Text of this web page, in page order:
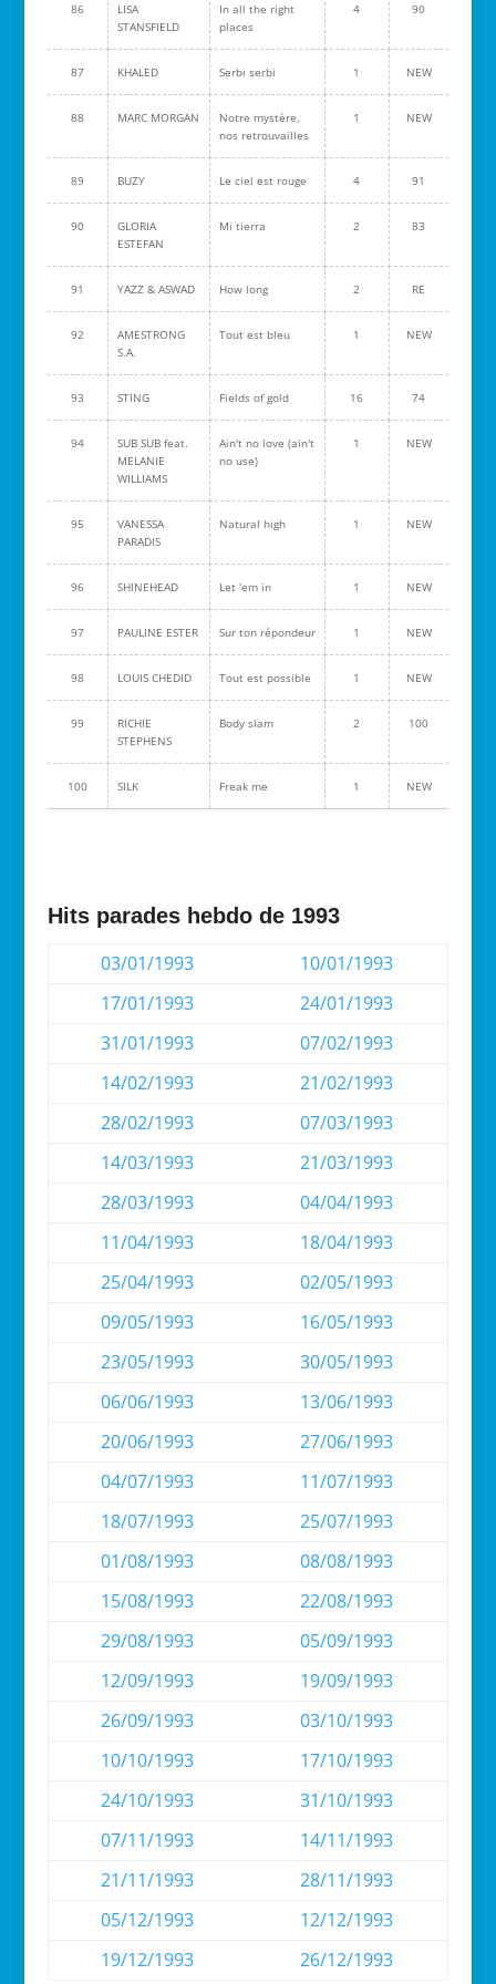
86
LISA
STANSFIELD
In all the right
places
4 90
87 KHALED Serbi serbi 1 NEW
88 MARC MORGAN
Notre mystère,
nos retrouvailles
1 NEW
89 BUZY Le ciel est rouge 4 91
90
GLORIA
ESTEFAN
Mi tierra 2 83
91 YAZZ & ASWAD How long 2 RE
92
AMESTRONG
S.A.
Tout est bleu 1 NEW
93 STING Fields of gold 16 74
94
SUB SUB feat.
MELANIE
WILLIAMS
Ain't no love (ain't
no use)
1 NEW
95
VANESSA
PARADIS
Natural high 1 NEW
96 SHINEHEAD Let 'em in 1 NEW
97 PAULINE ESTER Sur ton répondeur 1 NEW
98 LOUIS CHEDID Tout est possible 1 NEW
99
RICHIE
STEPHENS
Body slam 2 100
100 SILK Freak me 1 NEW
Hits parades hebdo de 1993
03/01/1993
10/01/1993
17/01/1993
24/01/1993
31/01/1993
07/02/1993
14/02/1993
21/02/1993
28/02/1993
07/03/1993
14/03/1993
21/03/1993
28/03/1993
04/04/1993
11/04/1993
18/04/1993
25/04/1993
02/05/1993
09/05/1993
16/05/1993
23/05/1993
30/05/1993
06/06/1993
13/06/1993
20/06/1993
27/06/1993
04/07/1993
11/07/1993
18/07/1993
25/07/1993
01/08/1993
08/08/1993
15/08/1993
22/08/1993
29/08/1993
05/09/1993
12/09/1993
19/09/1993
26/09/1993
03/10/1993
10/10/1993
17/10/1993
24/10/1993
31/10/1993
07/11/1993
14/11/1993
21/11/1993
28/11/1993
05/12/1993
12/12/1993
19/12/1993
26/12/1993